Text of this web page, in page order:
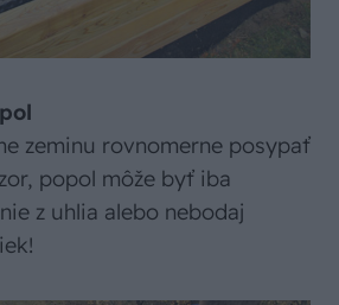
zeminu rovnomerne posypať
popol môže byť iba
z uhlia alebo nebodaj